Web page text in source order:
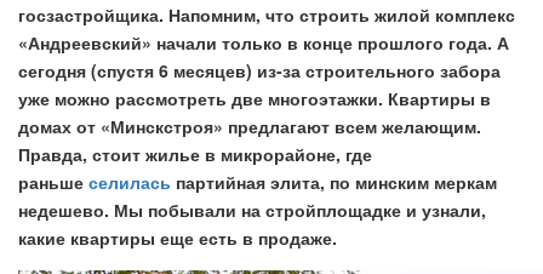
госзастройщика. Напомним, что строить жилой комплекс
«Андреевский» начали только в конце прошлого года. А
сегодня (спустя 6 месяцев) из-за строительного забора
уже можно рассмотреть две многоэтажки. Квартиры в
домах от «Минскстроя» предлагают всем желающим.
Правда, стоит жилье в микрорайоне, где
раньше селилась партийная элита, по минским меркам
недешево. Мы побывали на стройплощадке и узнали,
какие квартиры еще есть в продаже.